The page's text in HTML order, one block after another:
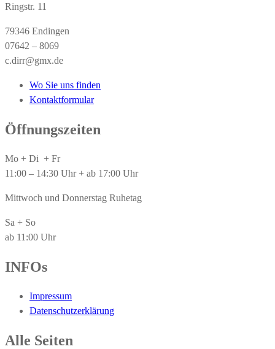
Ringstr. 11
79346 Endingen
07642 – 8069
c.dirr@gmx.de
Wo Sie uns finden
Kontaktformular
Öffnungszeiten
Mo + Di + Fr
11:00 – 14:30 Uhr + ab 17:00 Uhr
Mittwoch und Donnerstag Ruhetag
Sa + So
ab 11:00 Uhr
INFOs
Impressum
Datenschutzerklärung
Alle Seiten